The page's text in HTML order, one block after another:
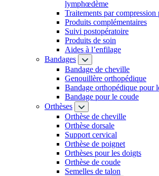
lymphœdème
Traitements par
Produits complémentaires
Suivi postopératoire
Produits de soin
Aides à l’enfilage
Bandages
Bandage de cheville
Genouillère orthopédique
Bandage orthopédique pour
Bandage pour le coude
Orthèses
Orthèse de cheville
Orthèse dorsale
Support cervical
Orthèse de poignet
Orthèses pour les doigts
Orthèse de coude
Semelles de talon